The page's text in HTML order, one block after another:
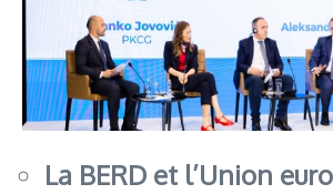
La BERD et l’Union